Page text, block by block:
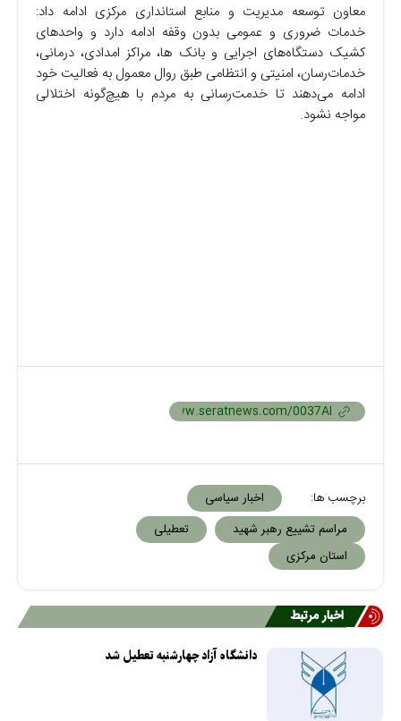
معاون توسعه مدیریت و منابع استانداری مرکزی ادامه داد:
خدمات ضروری و عمومی بدون وقفه ادامه دارد و واحدهای
کشیک دستگاه‌های اجرایی و بانک ها، مراکز امدادی، درمانی،
خدمات‌رسان، امنیتی و انتظامی طبق روال معمول به فعالیت خود
ادامه می‌دهند تا خدمت‌رسانی به مردم با هیچ‌گونه اختلالی
مواجه نشود.
برچسب ها:
اخبار سیاسی
مراسم تشییع رهبر شهید
تعطیلی
استان مرکزی
اخبار مرتبط
دانشگاه آزاد چهارشنبه تعطیل شد